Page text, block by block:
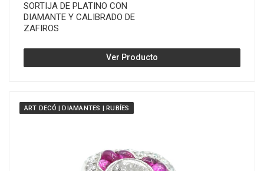
SORTIJA DE PLATINO CON
DIAMANTE Y CALIBRADO DE
ZAFIROS
Ver Producto
ART DECÓ | DIAMANTES | RUBÍES